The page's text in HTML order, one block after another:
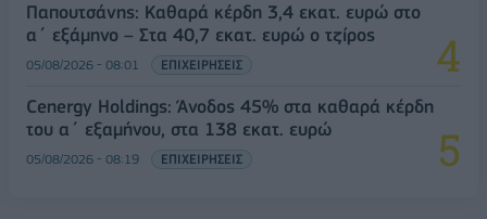
Παπουτσάνης: Καθαρά κέρδη 3,4 εκατ. ευρώ στο
α΄ εξάμηνο – Στα 40,7 εκατ. ευρώ ο τζίρος
05/08/2026 - 08:01 ΕΠΙΧΕΙΡΗΣΕΙΣ
Cenergy Holdings: Άνοδος 45% στα καθαρά κέρδη
του α΄ εξαμήνου, στα 138 εκατ. ευρώ
05/08/2026 - 08:19 ΕΠΙΧΕΙΡΗΣΕΙΣ